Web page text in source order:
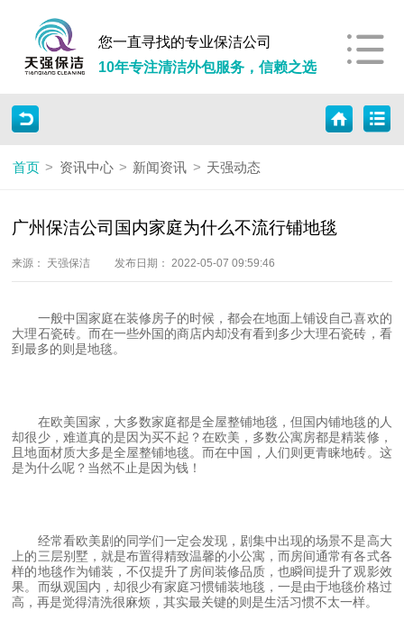
您一直寻找的专业保洁公司
10年专注清洁外包服务，信赖之选
首页 > 资讯中心 > 新闻资讯 > 天强动态
广州保洁公司国内家庭为什么不流行铺地毯
来源： 天强保洁 发布日期： 2022-05-07 09:59:46
一般中国家庭在装修房子的时候，都会在地面上铺设自己喜欢的
大理石瓷砖。而在一些外国的商店内却没有看到多少大理石瓷砖，看
到最多的则是地毯。
在欧美国家，大多数家庭都是全屋整铺地毯，但国内铺地毯的人
却很少，难道真的是因为买不起？在欧美，多数公寓房都是精装修，
且地面材质大多是全屋整铺地毯。而在中国，人们则更青睐地砖。这
是为什么呢？当然不止是因为钱！
经常看欧美剧的同学们一定会发现，剧集中出现的场景不是高大
上的三层别墅，就是布置得精致温馨的小公寓，而房间通常有各式各
样的地毯作为铺装，不仅提升了房间装修品质，也瞬间提升了观影效
果。而纵观国内，却很少有家庭习惯铺装地毯，一是由于地毯价格过
高，再是觉得清洗很麻烦，其实最关键的则是生活习惯不太一样。